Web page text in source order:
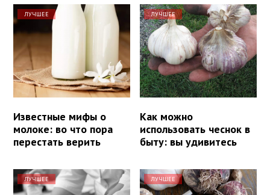
ЛУЧШЕЕ
Известные мифы о
молоке: во что пора
перестать верить
ЛУЧШЕЕ
Как можно
использовать чеснок в
быту: вы удивитесь
ЛУЧШЕЕ ЛУЧШЕЕ